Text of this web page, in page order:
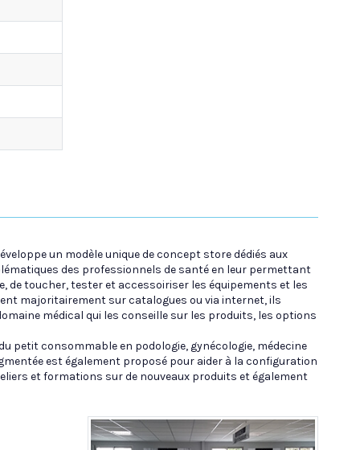
un modèle unique de concept store dédiés aux
des professionnels de santé en leur permettant
de toucher, tester et accessoiriser les équipements et les
majoritairement sur catalogues ou via internet, ils
médical qui les conseille sur les produits, les options
petit consommable en podologie, gynécologie, médecine
est également proposé pour aider à la configuration
et formations sur de nouveaux produits et également